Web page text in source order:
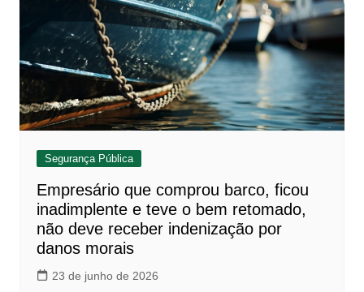
Segurança Pública
Empresário que comprou barco, ficou
inadimplente e teve o bem retomado,
não deve receber indenização por
danos morais
23 de junho de 2026